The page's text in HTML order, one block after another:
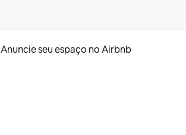
Anuncie seu espaço no Airbnb